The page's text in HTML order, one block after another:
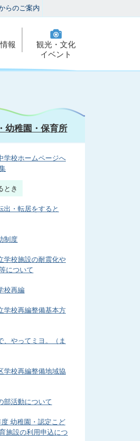
らのご案内
報
観光・文化
イベント
幼稚園・保育所
学校ホームページへ
とき
出・転居をすると
制度
学校施設の耐震化や
について
校再編
学校再編整備基本方
、やってミヨ。（ま
学校再編整備地域協
部活動について
幼稚園・認定こど
施設の利用申込につ